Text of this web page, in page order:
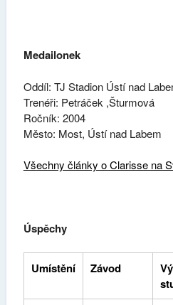
Medailonek
Oddíl: TJ Stadion Ústí nad
Trenéři: Petráček ,Šturmová
Ročník: 2004
Město: Most, Ústí nad Labem
Všechny články o Clarisse na
Úspěchy
Umístění Závod